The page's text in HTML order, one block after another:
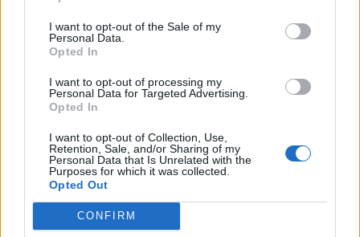
I want to opt-out of the Sale of my
Personal Data.
Opted In
I want to opt-out of processing my
Personal Data for Targeted Advertising.
Opted In
I want to opt-out of Collection, Use,
Retention, Sale, and/or Sharing of my
Personal Data that Is Unrelated with the
Purposes for which it was collected.
Opted Out
CONFIRM
Το τηλεβαρόμετρο του ΠΣΚ (06-08/03)
09.03.2020 - 17:41